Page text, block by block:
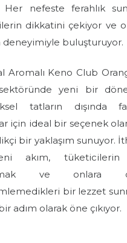
Her nefeste ferahlık
dikkatini çekiyor ve
deneyimiyle buluşturuyor.
Aromalı Keno Club
yeni bir
tatların dışında
için ideal bir seçenek
bir yaklaşım sunuyor.
akım, tüketicilerin
ve onlara
bir lezzet
adım olarak öne çıkıyor.